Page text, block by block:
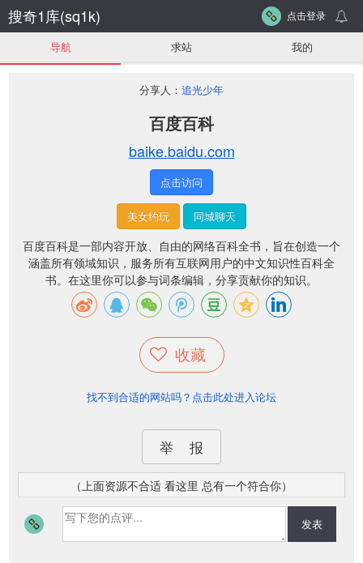
搜奇1库(sq1k) 点击登录
导航 求站 我的
分享人： 追光少年
百度百科
baike.baidu.com
点击访问
美女约玩 同城聊天
百度百科是一部内容开放、自由的网络百科全书，旨在创造一个
涵盖所有领域知识，服务所有互联网用户的中文知识性百科全
书。在这里你可以参与词条编辑，分享贡献你的知识。
收藏
找不到合适的网站吗？点击此处进入论坛
举 报
（上面资源不合适 看这里 总有一个符合你）
发表